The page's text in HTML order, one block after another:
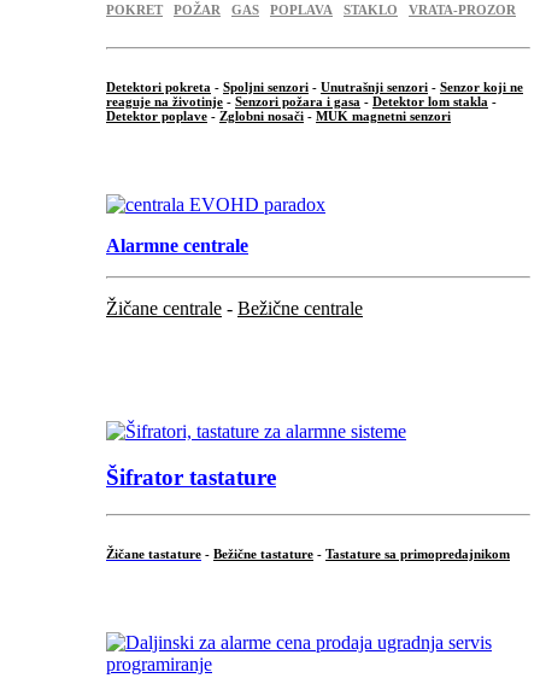
POKRET POŽAR GAS POPLAVA STAKLO VRATA-PROZOR
Detektori pokreta - Spoljni senzori - Unutrašnji senzori - Senzor koji ne
reaguje na životinje - Senzori požara i gasa - Detektor lom stakla -
Detektor poplave - Zglobni nosači - MUK magnetni senzori
Alarmne centrale
Žičane centrale - Bežične centrale
Šifrator tastature
Žičane tastature - Bežične tastature - Tastature sa primopredajnikom